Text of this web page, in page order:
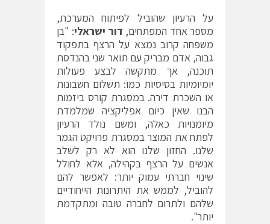
על הרעיון שהוביל לפיתוח המערכת,
מספר אחד המפתחים, דור ישראלי: "בן
משפחה קרוב נמצא על הרצף בתפקוד
גבוה, אדם מבריק עם תואר שני בהנדסת
תוכנה, אך מתקשה לבצע פעולות
יומיומיות בסיסיות כמו: תשלום חשבונות
או השכרת דירה. במסגרת קורס ביזמות
הבנו שאין כיום אפליקציה שמלמדת
מיומנויות כאלה, ומשם נולד הרעיון
לפתח את המוצר במסגרת פרויקט הגמר
שלנו. החזון שלנו הוא לא רק לשלב
אנשים על הרצף בקהילה, אלא לחולל
שינוי חברתי עמוק יותר: לאפשר להם
להוביל, לממש את היתרונות הייחודיים
שלהם ולתרום לחברה טובה ומתקדמת
יותר".